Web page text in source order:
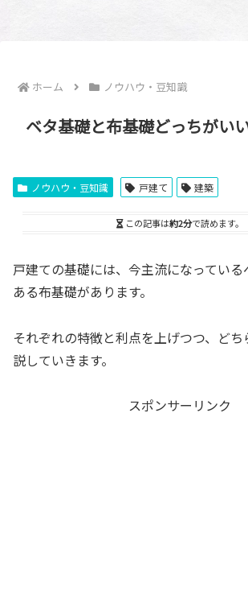
ホーム ノウハウ・豆知識
ベタ基礎と布基礎どっちがい
ノウハウ・豆知識 戸建て 建築
この記事は約2分で読めます。
戸建ての基礎には、今主流になってい
ある布基礎があります。
それぞれの特徴と利点を上げつつ、ど
説していきます。
スポンサーリンク